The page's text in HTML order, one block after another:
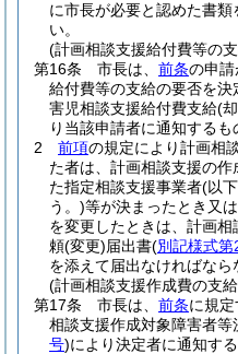
に市長が必要と認めた書
い。
(計画相談支援給付費等の
第16条
市長は、 前条の申
給付費等の支給の要否を
害児相談支援給付費支給(
り当該申請者に通知するも
2
前項の規定により計画相
た者は、計画相談支援の
た指定相談支援事業者(以
う。)等が決まったとき又
を変更したときは、計画
頼(変更)届出書(別記様式第
を添えて届出なければなら
(計画相談支援作成費の支
第17条
市長は、 前条に規
相談支援作成対象障害者等
号)により決定者に通知する